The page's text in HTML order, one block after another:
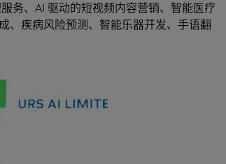
务、AI 驱动的短视频内容营销、智能医疗
、疾病风险预测、智能乐器开发、手语翻